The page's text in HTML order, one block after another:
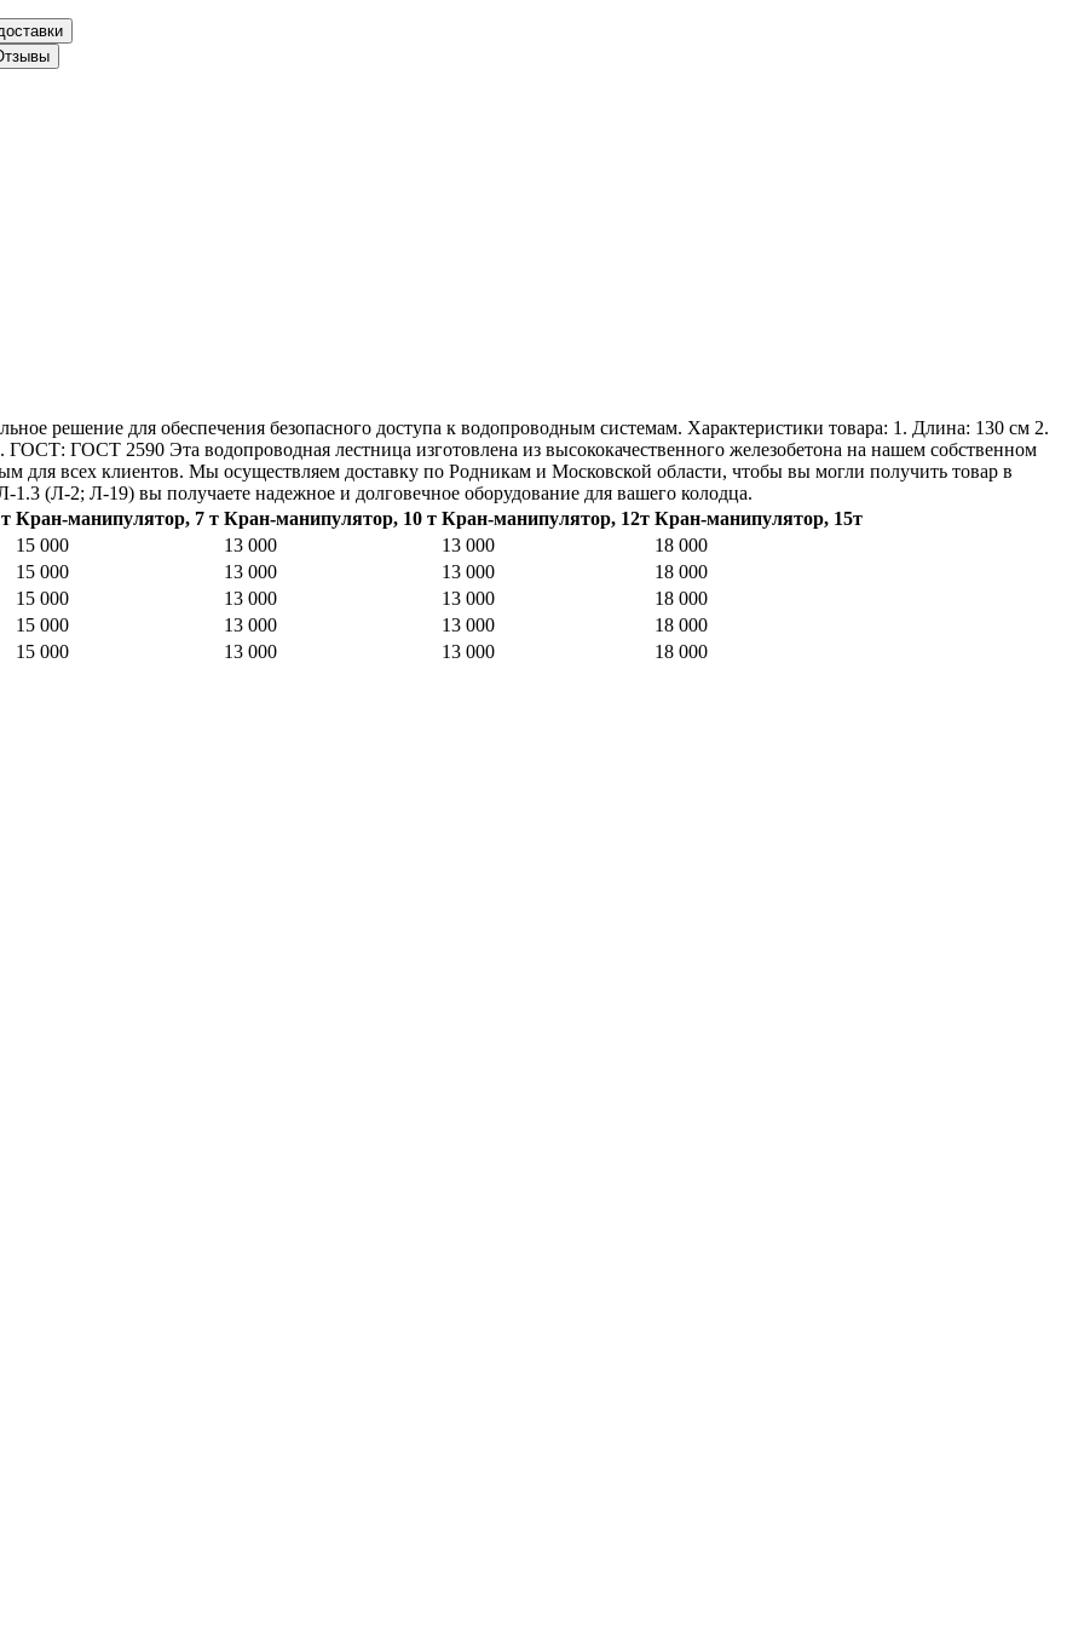
решение для обеспечения безопасного доступа к водопроводным системам. Характеристики товара: 1. Длина: 130 см 2.
ГОСТ 2590 Эта водопроводная лестница изготовлена из высококачественного железобетона на нашем собственном
для всех клиентов. Мы осуществляем доставку по Родникам и Московской области, чтобы вы могли получить товар в
(Л-2; Л-19) вы получаете надежное и долговечное оборудование для вашего колодца.
Кран-манипулятор, 7 т Кран-манипулятор, 10 т Кран-манипулятор, 12т Кран-манипулятор, 15т
15 000
13 000 13 000
18 000
15 000
13 000 13 000
18 000
15 000
13 000 13 000
18 000
15 000
13 000 13 000
18 000
15 000
13 000 13 000 18 000